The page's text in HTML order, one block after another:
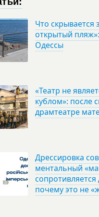
Что скрывается
открытый
Одессы
«Театр не
кублом»: после
драмтеатре
Дрессировка
ментальный
почему это не